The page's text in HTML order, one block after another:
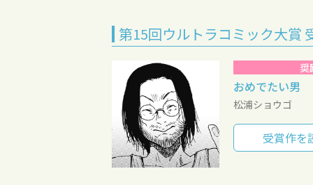
第15回ウルトラコミック大賞
奨
おめでたい男
松浦ショウゴ
受賞作を